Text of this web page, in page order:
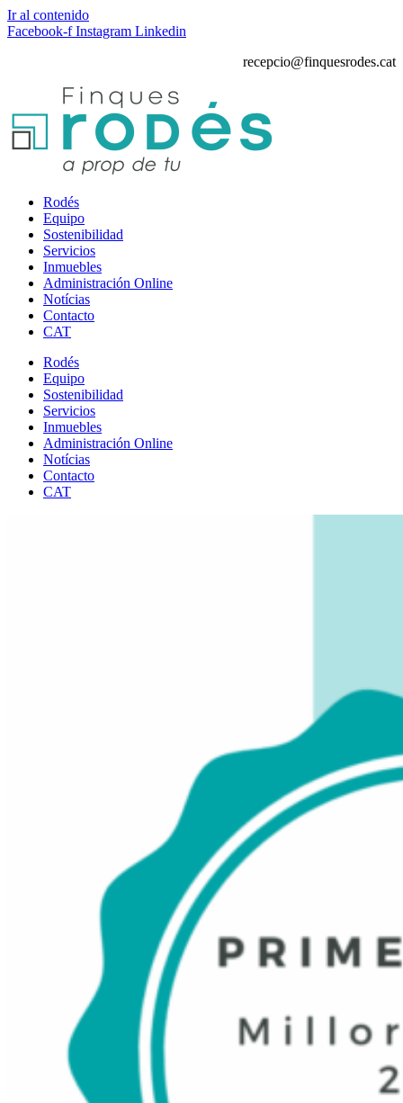
Ir al contenido
Facebook-f Instagram Linkedin
recepcio@finquesrodes.cat
Rodés
Equipo
Sostenibilidad
Servicios
Inmuebles
Administración Online
Notícias
Contacto
CAT
Rodés
Equipo
Sostenibilidad
Servicios
Inmuebles
Administración Online
Notícias
Contacto
CAT